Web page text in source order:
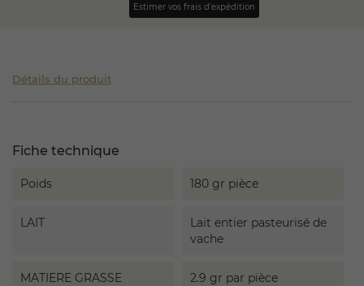
Estimer vos frais d'expédition
Détails du produit
Fiche technique
Poids 180 gr pièce
LAIT
Lait entier pasteurisé de
vache
MATIERE GRASSE 2.9 gr par pièce